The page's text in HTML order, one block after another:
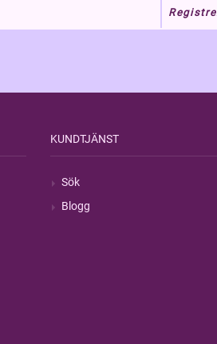
KUNDTJÄNST
Sök
Blogg